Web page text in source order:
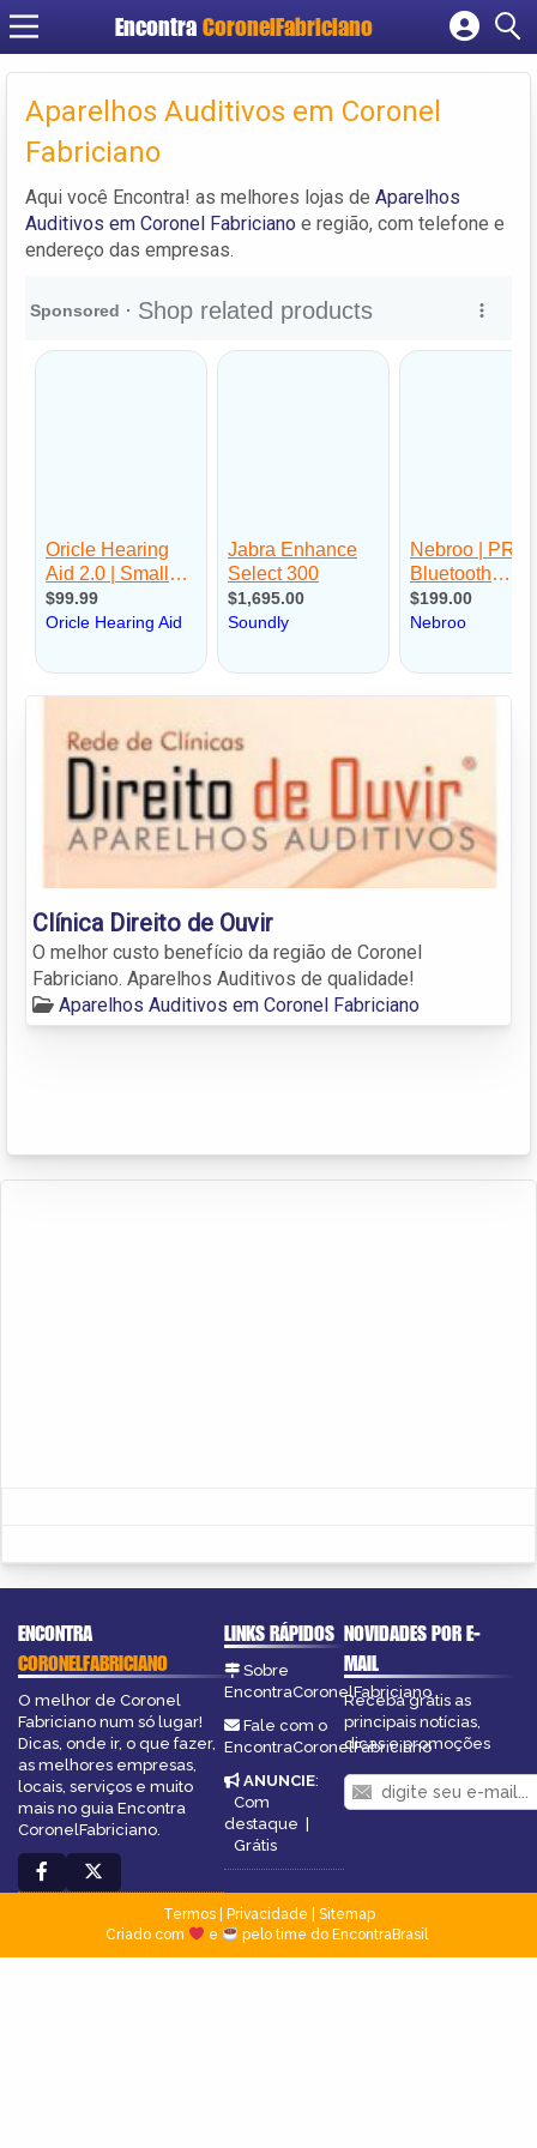
Encontra CoronelFabriciano
Cadastrar empresa
Criar conta
Aparelhos Auditivos em Coronel
Fabriciano
Aqui você Encontra! as melhores lojas de Aparelhos
Auditivos em Coronel Fabriciano e região, com telefone e
endereço das empresas.
Clínica Direito de Ouvir
O melhor custo benefício da região de Coronel
Fabriciano. Aparelhos Auditivos de qualidade!
Aparelhos Auditivos em Coronel Fabriciano
ENCONTRA
CORONELFABRICIANO
O melhor de Coronel
Fabriciano num só lugar!
Dicas, onde ir, o que fazer,
as melhores empresas,
locais, serviços e muito
mais no guia Encontra
CoronelFabriciano.
LINKS RÁPIDOS
Sobre
EncontraCoronelFabriciano
Fale com o
EncontraCoronelFabriciano
ANUNCIE:
Com
destaque |
Grátis
NOVIDADES POR E-
MAIL
Receba grátis as
principais notícias,
dicas e promoções
Termos| Privacidade
Sitemap
Criado com
e pelo time do EncontraBrasil